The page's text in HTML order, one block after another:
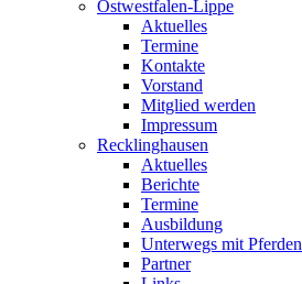
Ostwestfalen-Lippe
Aktuelles
Termine
Kontakte
Vorstand
Mitglied werden
Impressum
Recklinghausen
Aktuelles
Berichte
Termine
Ausbildung
Unterwegs mit Pferden
Partner